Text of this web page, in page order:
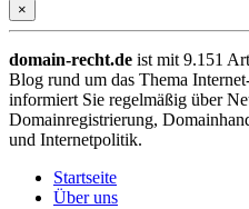
×
domain-recht.de ist mit 9.151
Blog rund um das Thema
informiert Sie regelmäßig über
Domainregistrierung,
und Internetpolitik.
Startseite
Über uns